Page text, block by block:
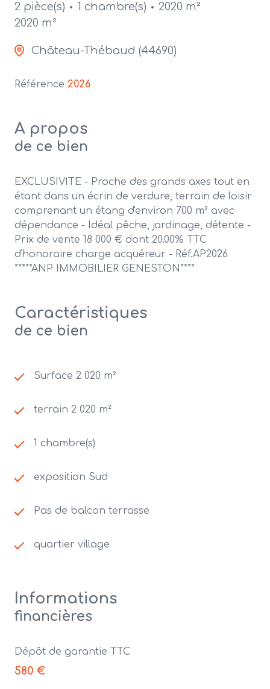
2 pièce(s)
1 chambre(s)
2020 m²
2020 m²
Château-Thébaud (44690)
Référence 2026
A propos
de ce bien
EXCLUSIVITE - Proche des grands axes tout en
étant dans un écrin de verdure, terrain de loisir
comprenant un étang d'environ 700 m² avec
dépendance - Idéal pêche, jardinage, détente -
Prix de vente 18 000 € dont 20.00% TTC
d'honoraire charge acquéreur - Réf.AP2026
*****ANP IMMOBILIER GENESTON****
Caractéristiques
de ce bien
Surface 2 020 m²
terrain 2 020 m²
1 chambre(s)
exposition Sud
Pas de balcon terrasse
quartier village
Informations
financières
Dépôt de garantie TTC
580 €